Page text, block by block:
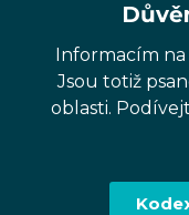
Informacím
Jsou totiž
oblasti.